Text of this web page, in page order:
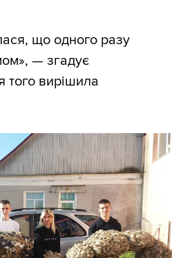
що одного разу
— згадує
того вирішила